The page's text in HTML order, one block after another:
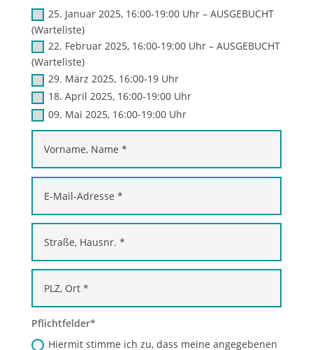
25. Januar 2025, 16:00-19:00 Uhr – AUSGEBUCHT
(Warteliste)
22. Februar 2025, 16:00-19:00 Uhr – AUSGEBUCHT
(Warteliste)
29. März 2025, 16:00-19 Uhr
18. April 2025, 16:00-19:00 Uhr
09. Mai 2025, 16:00-19:00 Uhr
Pflichtfelder
Hiermit stimme ich zu, dass meine angegebenen